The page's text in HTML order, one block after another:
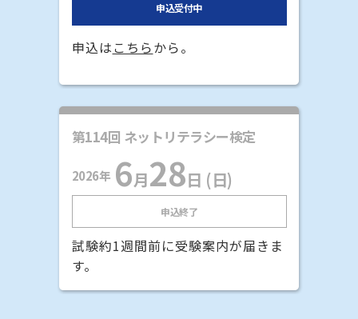
申込受付中
申込は こちらから。
第114回 ネットリテラシー検定
2026年 6月28日 (日)
申込終了
試験約1週間前に受験案内が届きま
す。